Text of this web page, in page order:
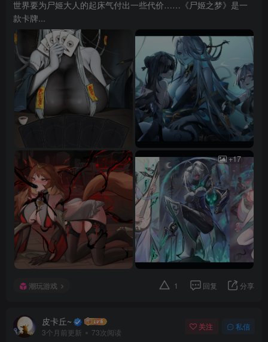
世界要为尸姬大人的起床气付出一些代价……《尸姬之梦》是一
款卡牌...
+17
潮玩游戏 1 回复 分享
皮卡丘~
3个月前更新 73次阅读
关注 私信